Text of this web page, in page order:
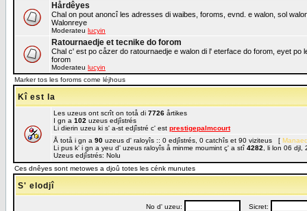
Hårdêyes
Chal on pout anoncî les adresses di waibes, foroms, evnd. e walon, sol
Walonreye
Moderateu lucyin
Ratournaedje et tecnike do forom
Chal c' est po cåzer do ratournaedje e walon di l' eterface do forom, eyet
forom
Moderateu lucyin
Marker tos les foroms come léjhous
Kî est la
Les uzeus ont scrît on totå di 7726 årtikes
I gn a 102 uzeus edjîstrés
Li dierin uzeu ki s' a-st edjîstré c' est prestigepalmcourt
Å totå i gn a 90 uzeus d' raloyîs :: 0 edjîstrés, 0 catchîs et 90 viziteus [
Li pus k' i gn a yeu d' uzeus raloyîs å minme moumint ç' a stî 4282 , li lon 06
Uzeus edjîstrés: Nolu
Ces dnêyes sont metowes a djoû totes les cénk munutes
S' elodjî
No d' uzeu: Sicret: